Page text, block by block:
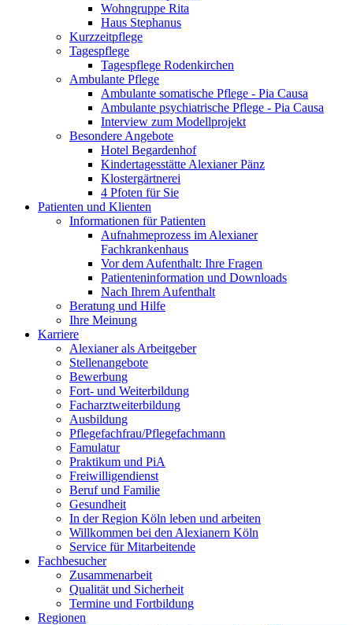
Wohngruppe Rita
Haus Stephanus
Kurzzeitpflege
Tagespflege
Tagespflege Rodenkirchen
Ambulante Pflege
Ambulante somatische Pflege - Pia Causa
Ambulante psychiatrische Pflege - Pia Causa
Interview zum Modellprojekt
Besondere Angebote
Hotel Begardenhof
Kindertagesstätte Alexianer Pänz
Klostergärtnerei
4 Pfoten für Sie
Patienten und Klienten
Informationen für Patienten
Aufnahmeprozess im Alexianer
Fachkrankenhaus
Vor dem Aufenthalt: Ihre Fragen
Patienteninformation und Downloads
Nach Ihrem Aufenthalt
Beratung und Hilfe
Ihre Meinung
Karriere
Alexianer als Arbeitgeber
Stellenangebote
Bewerbung
Fort- und Weiterbildung
Facharztweiterbildung
Ausbildung
Pflegefachfrau/Pflegefachmann
Famulatur
Praktikum und PiA
Freiwilligendienst
Beruf und Familie
Gesundheit
In der Region Köln leben und arbeiten
Willkommen bei den Alexianern Köln
Service für Mitarbeitende
Fachbesucher
Zusammenarbeit
Qualität und Sicherheit
Termine und Fortbildung
Regionen